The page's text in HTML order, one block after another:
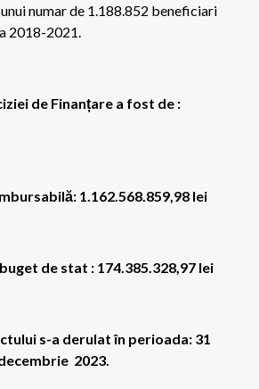
numar de 1.188.852 beneficiari
2018-2021.
de Finanțare a fost de :
1.162.568.859,98 lei
de stat : 174.385.328,97 lei
s-a derulat în perioada: 31
2023.